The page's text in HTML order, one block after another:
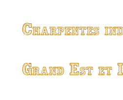
Charpentes
Grand Est et